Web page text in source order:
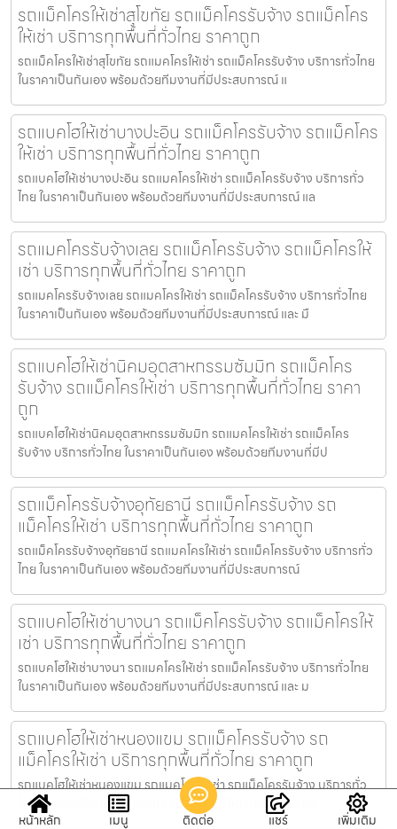
รถแม็คโครให้เช่าสุโขทัย รถแม็คโครรับจ้าง รถแม็คโคร
ให้เช่า บริการทุกพื้นที่ทั่วไทย ราคาถูก
รถแม็คโครให้เช่าสุโขทัย รถแมคโครให้เช่า รถแม็คโครรับจ้าง บริการทั่วไทย
ในราคาเป็นกันเอง พร้อมด้วยทีมงานที่มีประสบการณ์ แ
รถแบคโฮให้เช่าบางปะอิน รถแม็คโครรับจ้าง รถแม็คโคร
ให้เช่า บริการทุกพื้นที่ทั่วไทย ราคาถูก
รถแบคโฮให้เช่าบางปะอิน รถแมคโครให้เช่า รถแม็คโครรับจ้าง บริการทั่ว
ไทย ในราคาเป็นกันเอง พร้อมด้วยทีมงานที่มีประสบการณ์ แล
รถแมคโครรับจ้างเลย รถแม็คโครรับจ้าง รถแม็คโครให้
เช่า บริการทุกพื้นที่ทั่วไทย ราคาถูก
รถแมคโครรับจ้างเลย รถแมคโครให้เช่า รถแม็คโครรับจ้าง บริการทั่วไทย
ในราคาเป็นกันเอง พร้อมด้วยทีมงานที่มีประสบการณ์ และ มื
รถแบคโฮให้เช่านิคมอุตสาหกรรมซัมมิท รถแม็คโคร
รับจ้าง รถแม็คโครให้เช่า บริการทุกพื้นที่ทั่วไทย ราคา
ถูก
รถแบคโฮให้เช่านิคมอุตสาหกรรมซัมมิท รถแมคโครให้เช่า รถแม็คโคร
รับจ้าง บริการทั่วไทย ในราคาเป็นกันเอง พร้อมด้วยทีมงานที่มีป
รถแม็คโครรับจ้างอุทัยธานี รถแม็คโครรับจ้าง รถ
แม็คโครให้เช่า บริการทุกพื้นที่ทั่วไทย ราคาถูก
รถแม็คโครรับจ้างอุทัยธานี รถแมคโครให้เช่า รถแม็คโครรับจ้าง บริการทั่ว
ไทย ในราคาเป็นกันเอง พร้อมด้วยทีมงานที่มีประสบการณ์
รถแบคโฮให้เช่าบางนา รถแม็คโครรับจ้าง รถแม็คโครให้
เช่า บริการทุกพื้นที่ทั่วไทย ราคาถูก
รถแบคโฮให้เช่าบางนา รถแมคโครให้เช่า รถแม็คโครรับจ้าง บริการทั่วไทย
ในราคาเป็นกันเอง พร้อมด้วยทีมงานที่มีประสบการณ์ และ ม
รถแบคโฮให้เช่าหนองแขม รถแม็คโครรับจ้าง รถ
แม็คโครให้เช่า บริการทุกพื้นที่ทั่วไทย ราคาถูก
รถแบคโฮให้เช่าหนองแขม รถแมคโครให้เช่า รถแม็คโครรับจ้าง บริการทั่ว
ไทย ในราคาเป็นกันเอง พร้อมด้วยทีมงานที่มีประสบการณ์ และ
หน้าหลัก
เมนู ติดต่อ แชร์ เพิ่มเติม